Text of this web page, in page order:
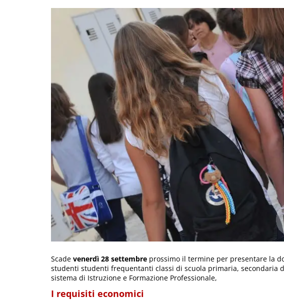
Scade venerdì 28 settembre prossimo il termine per presentare la
studenti studenti frequentanti classi di scuola primaria, secondaria
sistema di Istruzione e Formazione Professionale,
I requisiti economici